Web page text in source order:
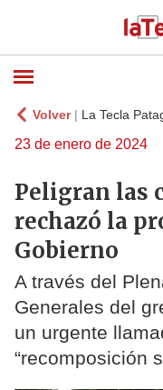
Volver| La Tecla
23 de enero de 2024
Peligran las
rechazó la
Gobierno
A través del
Generales del
un urgente
“recomposición